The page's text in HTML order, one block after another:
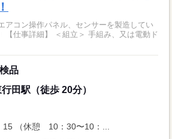
アコン操作パネル、センサーを製造してい
品
田駅（徒歩 20分）
15 （休憩 10：30〜10：...